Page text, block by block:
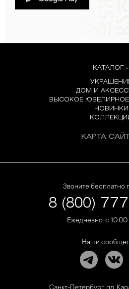
КАТАЛОГ
ДОМ И
ВЫСОКОЕ
НОВИНКИ
КАРТА
Звоните бесплатно
8 (800)
Ежедневно: с
Наши